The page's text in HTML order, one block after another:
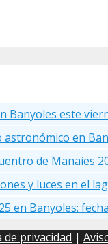
Banyoles este
en
de Manaies
y luces en el
en Banyoles:
de privacidad |